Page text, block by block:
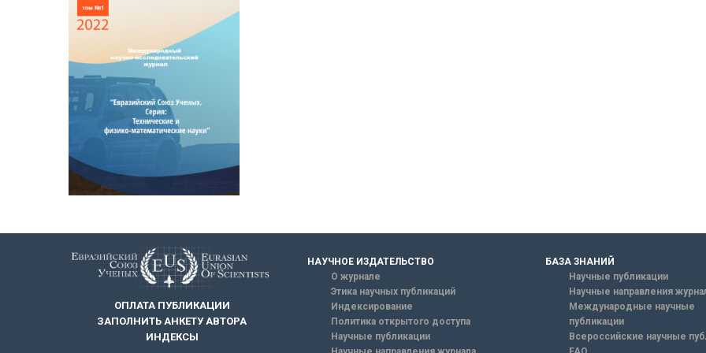
ОПЛАТА ПУБЛИКАЦИИ
ЗАПОЛНИТЬ АНКЕТУ АВТОРА
ИНДЕКСЫ
НАУЧНОЕ ИЗДАТЕЛЬСТВО
О журнале
Этика научных публикаций
Индексирование
Политика открытого доступа
Научные публикации
БАЗА ЗНАНИЙ
Научные публикации
Научные направления
Международные научные
публикации
Всероссийские научные